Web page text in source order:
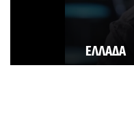
ΕΛΛΑΔΑ